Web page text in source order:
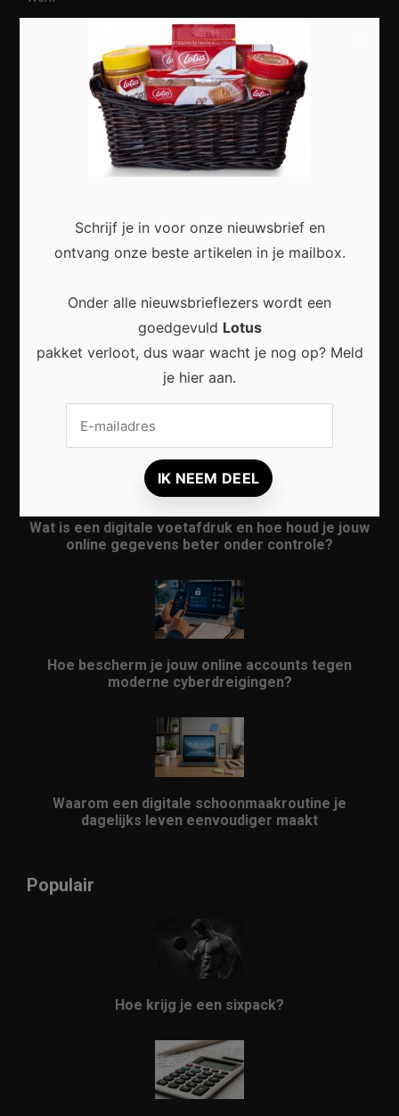
Meest recent
Veelgestelde Vragen Over Online Privacy: Alles
Veelgestelde vragen over online privacy: Zo
bescherm je jouw persoonlijke gegevens beter
Wat is een digitale voetafdruk en hoe houd je jouw
online gegevens beter onder controle?
Hoe bescherm je jouw online accounts tegen
moderne cyberdreigingen?
Waarom een digitale schoonmaakroutine je
dagelijks leven eenvoudiger maakt
Populair
Hoe krijg je een sixpack?
Schrijf je in voor onze nieuwsbrief en
ontvang onze beste artikelen in je mailbox.
Onder alle nieuwsbrieflezers wordt een
goedgevuld Lotus
pakket verloot, dus waar wacht je nog op? Meld
je hier aan.